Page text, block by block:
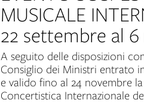
MUSICALE
22 settembre al
A seguito delle disposizioni
Consiglio dei Ministri entrato
e valido fino al 24 novembre
Concertistica Internazionale